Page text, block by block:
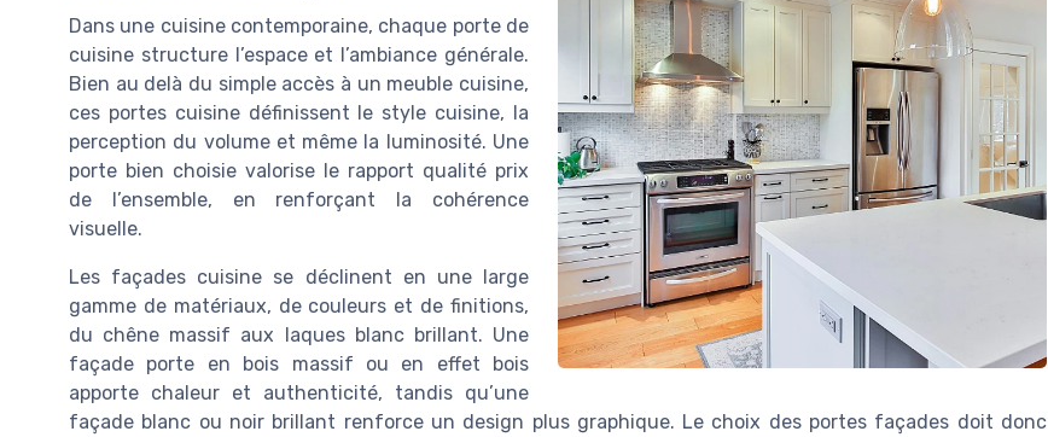
Dans une cuisine contemporaine, chaque porte de
cuisine structure l’espace et l’ambiance générale.
Bien au delà du simple accès à un meuble cuisine,
ces portes cuisine définissent le style cuisine, la
perception du volume et même la luminosité. Une
porte bien choisie valorise le rapport qualité prix
de l’ensemble, en renforçant la cohérence
visuelle.
Les façades cuisine se déclinent en une large
gamme de matériaux, de couleurs et de finitions,
du chêne massif aux laques blanc brillant. Une
façade porte en bois massif ou en effet bois
apporte chaleur et authenticité, tandis qu’une
façade blanc ou noir brillant renforce un design plus graphique. Le choix des portes façades doit donc